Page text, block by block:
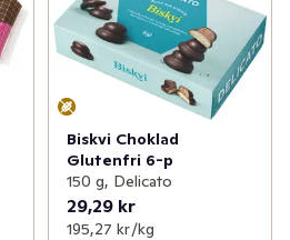
Biskvi Choklad
Glutenfri 6-p
150 g, Delicato
29,29 kr
195,27 kr /kg